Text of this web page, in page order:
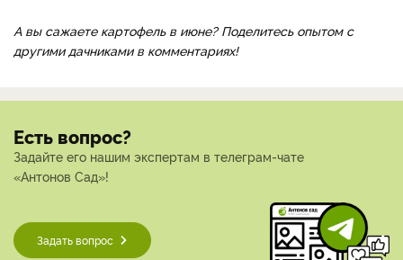
А вы сажаете картофель в июне? Поделитесь опытом с
другими дачниками в комментариях!
Есть вопрос?
Задайте его нашим экспертам в телеграм-чате
«Антонов Сад»!
Задать вопрос